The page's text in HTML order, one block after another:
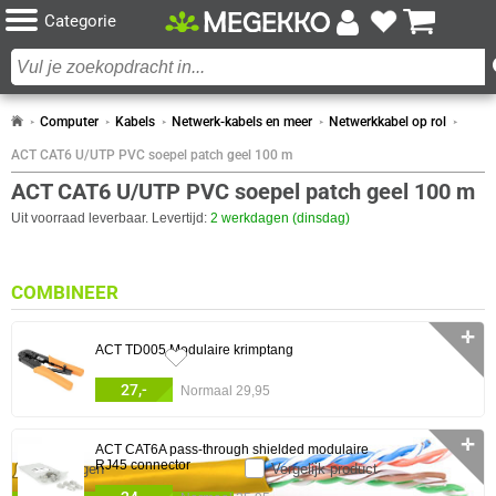
Categorie
Computer Kabels Netwerk-kabels en meer Netwerkkabel op rol
ACT CAT6 U/UTP PVC soepel patch geel 100 m
ACT CAT6 U/UTP PVC soepel patch geel 100 m
Uit voorraad leverbaar. Levertijd: 2 werkdagen (dinsdag)
Vergelijk product
Meldingen
COMBINEER
ACT TD005 Modulaire krimptang
27,- Normaal 29,95
✛
ACT CAT6A pass-through shielded modulaire
RJ45 connector
✛